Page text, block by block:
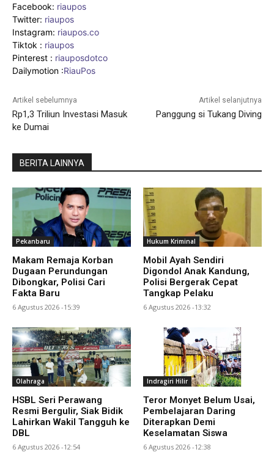
Facebook: riaupos
Twitter: riaupos
Instagram: riaupos.co
Tiktok : riaupos
Pinterest : riauposdotco
Dailymotion :RiauPos
Artikel sebelumnya
Rp1,3 Triliun Investasi Masuk
ke Dumai
Artikel selanjutnya
Panggung si Tukang Diving
BERITA LAINNYA
Pekanbaru
Makam Remaja Korban
Dugaan Perundungan
Dibongkar, Polisi Cari
Fakta Baru
6 Agustus 2026 -15:39
Hukum Kriminal
Mobil Ayah Sendiri
Digondol Anak Kandung,
Polisi Bergerak Cepat
Tangkap Pelaku
6 Agustus 2026 -13:32
Olahraga
HSBL Seri Perawang
Resmi Bergulir, Siak Bidik
Lahirkan Wakil Tangguh ke
DBL
6 Agustus 2026 -12:54
Indragiri Hilir
Teror Monyet Belum Usai,
Pembelajaran Daring
Diterapkan Demi
Keselamatan Siswa
6 Agustus 2026 -12:38